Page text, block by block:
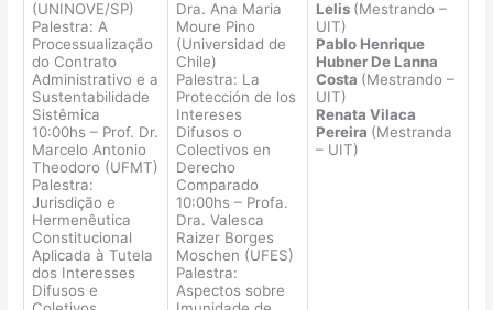
(UNINOVE/SP)
Palestra: A
Processualização
do Contrato
Administrativo e a
Sustentabilidade
Sistêmica
10:00hs – Prof. Dr.
Marcelo Antonio
Theodoro (UFMT)
Palestra:
Jurisdição e
Hermenêutica
Constitucional
Aplicada à Tutela
dos Interesses
Difusos e
Dra. Ana Maria
Moure Pino
(Universidad de
Chile)
Palestra: La
Protección de los
Intereses
Difusos o
Colectivos en
Derecho
Comparado
10:00hs – Profa.
Dra. Valesca
Raizer Borges
Moschen (UFES)
Palestra:
Aspectos sobre
Lelis (Mestrando –
UIT)
Pablo Henrique
Hubner De Lanna
Costa (Mestrando –
UIT)
Renata Vilaca
Pereira (Mestranda
– UIT)